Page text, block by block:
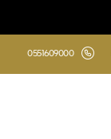
0551609000